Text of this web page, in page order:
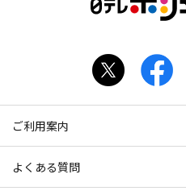
ご利用案内
よくある質問